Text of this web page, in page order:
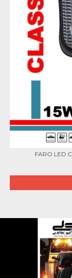
FARO LED